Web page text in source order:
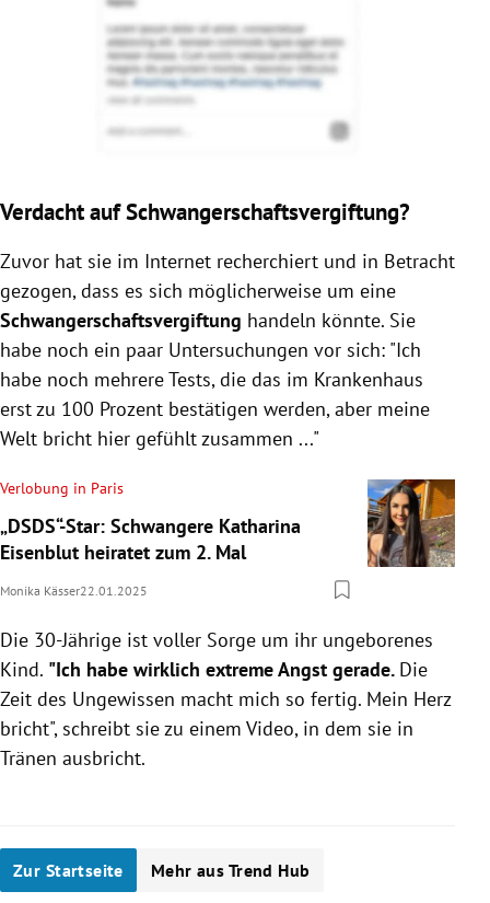
Verdacht auf Schwangerschaftsvergiftung?
Zuvor hat sie im Internet recherchiert und in Betracht
gezogen, dass es sich möglicherweise um eine
Schwangerschaftsvergiftung handeln könnte. Sie
habe noch ein paar Untersuchungen vor sich: "Ich
habe noch mehrere Tests, die das im Krankenhaus
erst zu 100 Prozent bestätigen werden, aber meine
Welt bricht hier gefühlt zusammen ..."
Verlobung in Paris
„DSDS“-Star: Schwangere Katharina
Eisenblut heiratet zum 2. Mal
Monika Kässer22.01.2025
Die 30-Jährige ist voller Sorge um ihr ungeborenes
Kind. "Ich habe wirklich extreme Angst gerade. Die
Zeit des Ungewissen macht mich so fertig. Mein Herz
bricht", schreibt sie zu einem Video, in dem sie in
Tränen ausbricht.
Zur Startseite Mehr aus Trend Hub